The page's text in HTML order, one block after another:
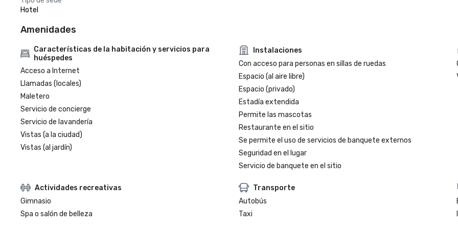
Hotel
Amenidades
Características de la habitación y servicios para
huéspedes
Acceso a Internet
Llamadas (locales)
Maletero
Servicio de concierge
Servicio de lavandería
Vistas (a la ciudad)
Vistas (al jardín)
Instalaciones
Con acceso para personas en sillas de ruedas
Espacio (al aire libre)
Espacio (privado)
Estadía extendida
Permite las mascotas
Restaurante en el sitio
Se permite el uso de servicios de banquete externos
Seguridad en el lugar
Servicio de banquete en el sitio
Actividades recreativas
Gimnasio
Spa o salón de belleza
Transporte
Autobús
Taxi